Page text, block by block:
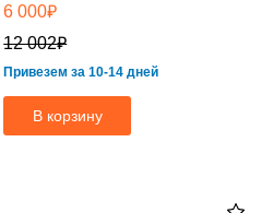
6 000₽
12 002₽
Привезем за 10-14 дней
В корзину